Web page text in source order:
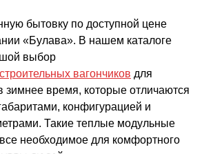
бытовку по доступной цене
«Булава». В нашем каталоге
выбор
строительных вагончиков для
зимнее время, которые отличаются
конфигурацией и
Такие теплые модульные
необходимое для комфортного